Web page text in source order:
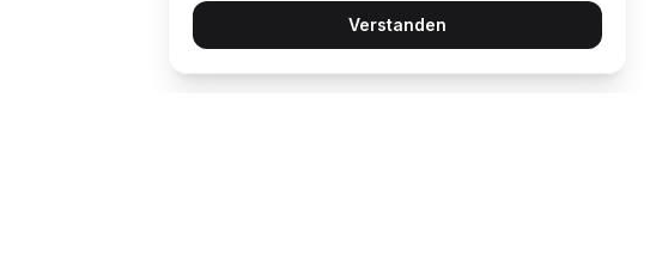
Verstanden